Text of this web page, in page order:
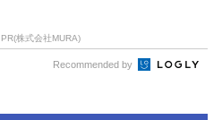
PR(株式会社MURA)
Recommended by